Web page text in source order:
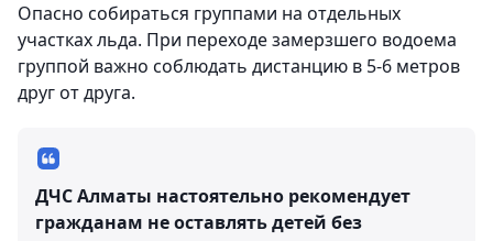
Опасно собираться группами на отдельных
участках льда. При переходе замерзшего водоема
группой важно соблюдать дистанцию в 5-6 метров
друг от друга.
ДЧС Алматы настоятельно рекомендует
гражданам не оставлять детей без